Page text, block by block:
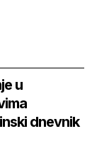
u
dnevnik